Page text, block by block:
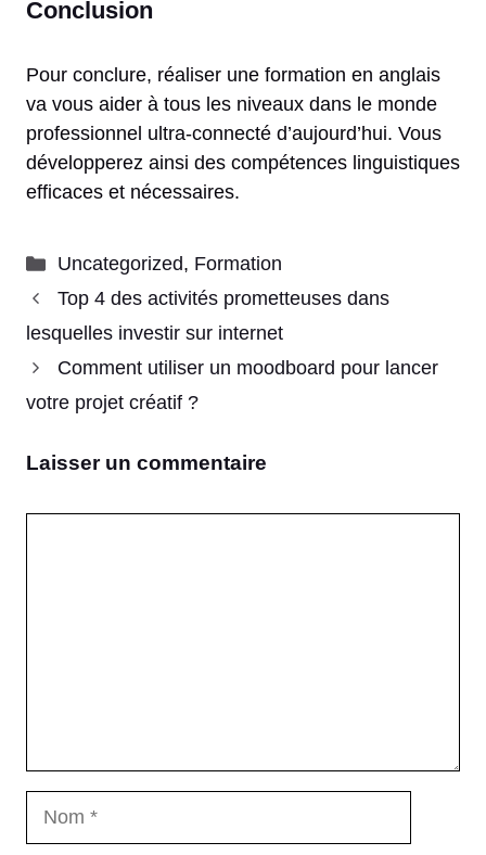
Conclusion
Pour conclure, réaliser une formation en anglais
va vous aider à tous les niveaux dans le monde
professionnel ultra-connecté d’aujourd’hui. Vous
développerez ainsi des compétences linguistiques
efficaces et nécessaires.
Catégories
Uncategorized, Formation
Top 4 des activités prometteuses dans
lesquelles investir sur internet
Comment utiliser un moodboard pour lancer
votre projet créatif ?
Laisser un commentaire